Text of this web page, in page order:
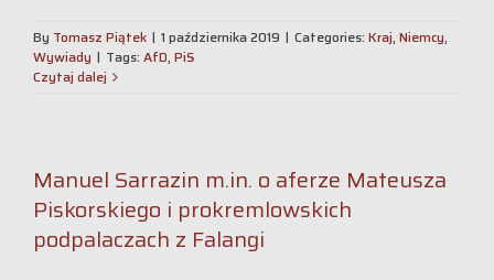
By Tomasz Piątek | 1 października 2019 | Categories: Kraj, Niemcy,
Wywiady | Tags: AfD, PiS
Czytaj dalej
Manuel Sarrazin m.in. o aferze Mateusza
Piskorskiego i prokremlowskich
podpalaczach z Falangi